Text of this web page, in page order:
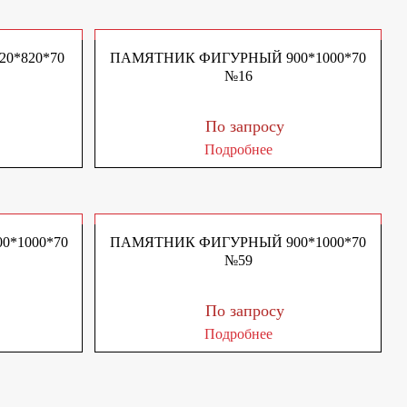
ПАМЯТНИК ФИГУРНЫЙ 900*1000*70
№16
По запросу
Подробнее
ПАМЯТНИК ФИГУРНЫЙ 900*1000*70
№59
По запросу
Подробнее